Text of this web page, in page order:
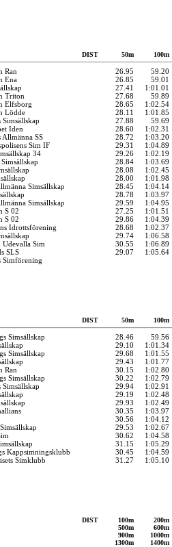
DIST 50m 100m
Ran 26.95 59.20
Ena 26.85 59.01
27.41 1:01.01
Triton 27.68 59.89
Elfsborg 28.65 1:02.54
Lödde 28.11 1:01.85
27.88 59.69
Iden 28.60 1:02.31
SS 28.72 1:03.20
Sim IF 29.31 1:04.89
34 29.26 1:02.19
28.84 1:03.69
28.08 1:02.45
28.00 1:01.98
Simsällskap 28.45 1:04.14
28.78 1:03.97
Simsällskap 29.59 1:04.95
S 02 27.25 1:01.51
S 02 29.86 1:04.39
Idrottsförening 28.68 1:02.37
29.74 1:06.58
Udevalla Sim 30.55 1:06.89
SLS 29.07 1:05.64
Simförening
DIST 50m 100m
Simsällskap 28.46 59.56
29.10 1:01.34
Simsällskap 29.68 1:01.55
29.43 1:01.77
Ran 30.15 1:02.80
Simsällskap 30.22 1:02.79
29.94 1:02.91
29.19 1:02.48
29.93 1:02.49
30.35 1:03.97
30.56 1:04.12
29.53 1:02.67
30.62 1:04.58
31.15 1:05.29
Kappsimningsklubb 30.45 1:04.59
Simklubb 31.27 1:05.10
DIST 100m 200m
500m
600m
900m
1000m
1300m
1400m